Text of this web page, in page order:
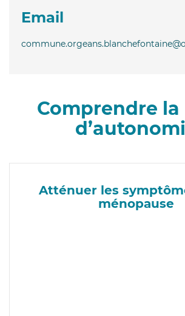
Email
Comprendre
Atténuer les
ménopause